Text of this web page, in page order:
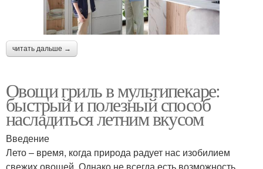
читать дальше →
Овощи гриль в мультипекаре:
быстрый и полезный способ
насладиться летним вкусом
Введение
Лето – время, когда природа радует нас изобилием